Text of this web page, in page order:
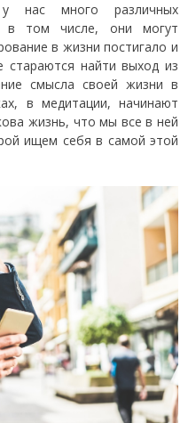
нас много различных
в том числе, они могут
в жизни постигало и
стараются найти выход из
смысла своей жизни в
в медитации, начинают
жизнь, что мы все в ней
ищем себя в самой этой